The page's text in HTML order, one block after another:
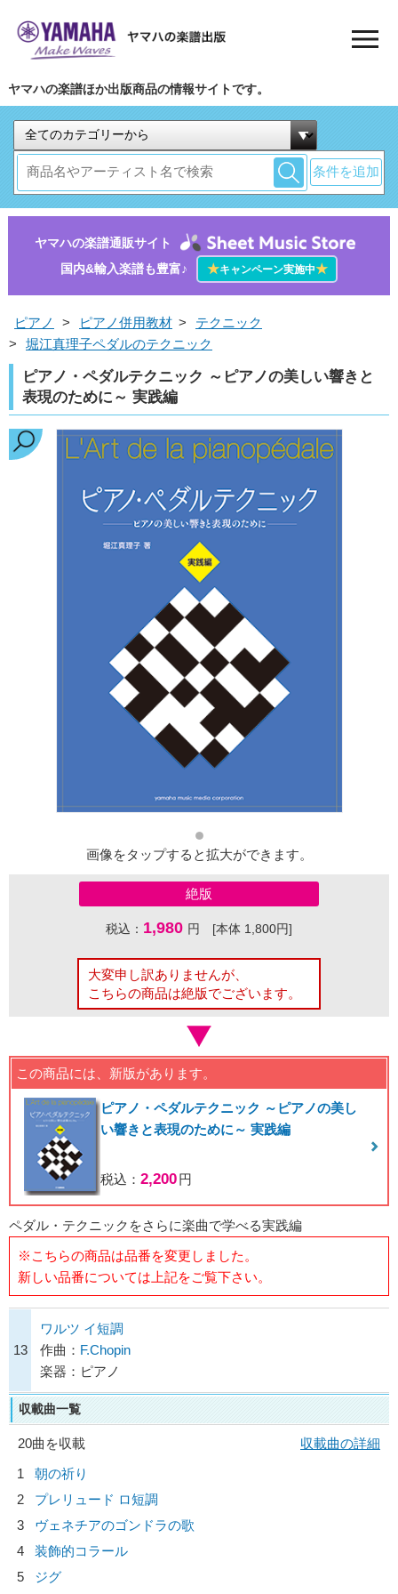
ヤマハの楽譜ほか出版商品の情報サイトです。
条件を追加
ヤマハの楽譜通販サイト
国内&輸入楽譜も豊富♪
★キャンペーン実施中★
ピアノ > ピアノ併用教材 >
テクニック
>
堀江真理子ペダルのテクニック
ピアノ・ペダルテクニック ～ピアノの美しい響きと
表現のために～ 実践編
画像をタップすると拡大ができます。
絶版
税込： 1,980 円 [本体 1,800円]
大変申し訳ありませんが、
こちらの商品は絶版でございます。
この商品には、新版があります。
ピアノ・ペダルテクニック ～ピアノの美し
い響きと表現のために～ 実践編
税込： 2,200円
ペダル・テクニックをさらに楽曲で学べる実践編
※こちらの商品は品番を変更しました。
新しい品番については上記をご覧下さい。
13
ワルツ イ短調
作曲： F.Chopin
楽器：ピアノ
収載曲一覧
20曲を収載
収載曲の詳細
1
朝の祈り
2
プレリュード ロ短調
3
ヴェネチアのゴンドラの歌
4
装飾的コラール
5
ジグ